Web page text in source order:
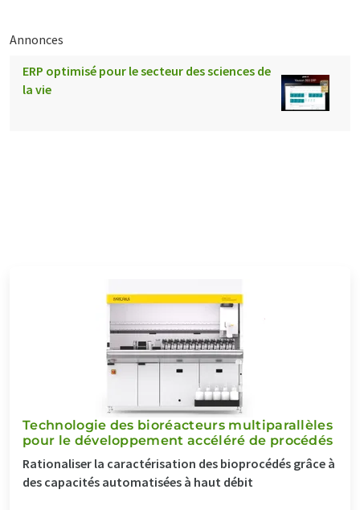
Annonces
ERP optimisé pour le secteur des sciences de
la vie
Technologie des bioréacteurs multiparallèles
pour le développement accéléré de procédés
Rationaliser la caractérisation des bioprocédés grâce à
des capacités automatisées à haut débit